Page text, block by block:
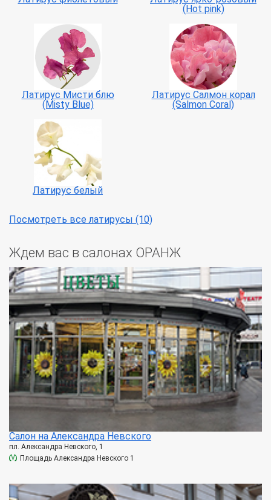
(Hot pink)
Латирус Мисти блю
(Misty Blue)
Латирус Салмон корал
(Salmon Coral)
Латирус белый
Посмотреть все латирусы (10)
Ждем вас в салонах ОРАНЖ
Салон на Александра Невского
пл. Александра Невского, 1
Площадь Александра Невского 1